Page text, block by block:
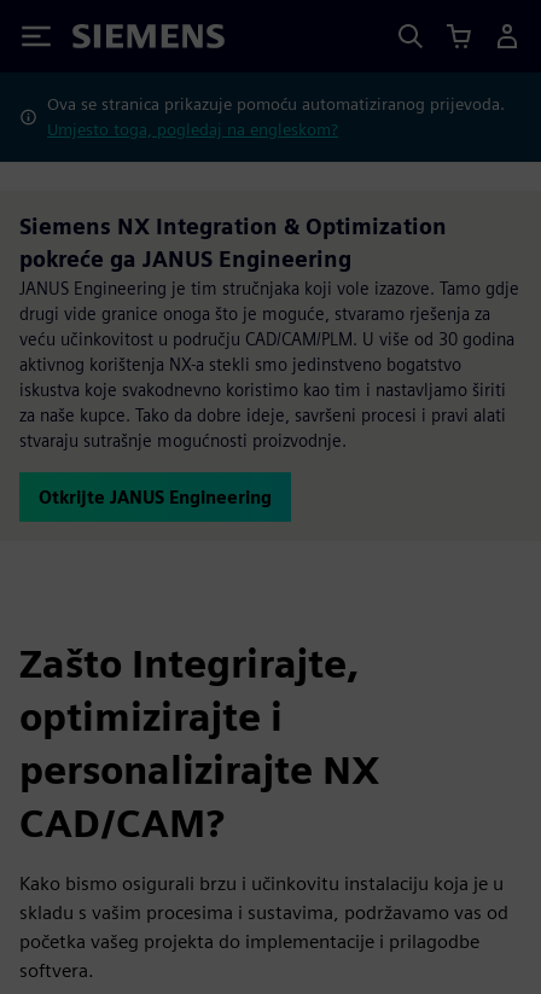
Siemens
Ova se stranica prikazuje pomoću automatiziranog prijevoda.
Umjesto toga, pogledaj na engleskom?
Siemens NX Integration & Optimization
pokreće ga JANUS Engineering
JANUS Engineering je tim stručnjaka koji vole izazove. Tamo gdje
drugi vide granice onoga što je moguće, stvaramo rješenja za
veću učinkovitost u području CAD/CAM/PLM. U više od 30 godina
aktivnog korištenja NX-a stekli smo jedinstveno bogatstvo
iskustva koje svakodnevno koristimo kao tim i nastavljamo širiti
za naše kupce. Tako da dobre ideje, savršeni procesi i pravi alati
stvaraju sutrašnje mogućnosti proizvodnje.
Otkrijte JANUS Engineering
Zašto Integrirajte,
optimizirajte i
personalizirajte NX
CAD/CAM?
Kako bismo osigurali brzu i učinkovitu instalaciju koja je u
skladu s vašim procesima i sustavima, podržavamo vas od
početka vašeg projekta do implementacije i prilagodbe
softvera.